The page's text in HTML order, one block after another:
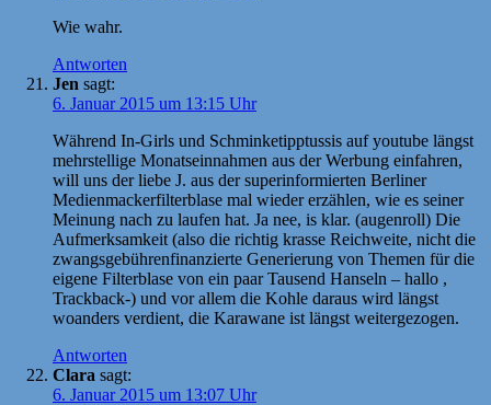
Wie wahr.
Antworten
Jen sagt:
6. Januar 2015 um 13:15 Uhr
Während In-Girls und Schminketipptussis auf youtube längst
mehrstellige Monatseinnahmen aus der Werbung einfahren,
will uns der liebe J. aus der superinformierten Berliner
Medienmackerfilterblase mal wieder erzählen, wie es seiner
Meinung nach zu laufen hat. Ja nee, is klar. (augenroll) Die
Aufmerksamkeit (also die richtig krasse Reichweite, nicht die
zwangsgebührenfinanzierte Generierung von Themen für die
eigene Filterblase von ein paar Tausend Hanseln – hallo ,
Trackback-) und vor allem die Kohle daraus wird längst
woanders verdient, die Karawane ist längst weitergezogen.
Antworten
Clara sagt:
6. Januar 2015 um 13:07 Uhr